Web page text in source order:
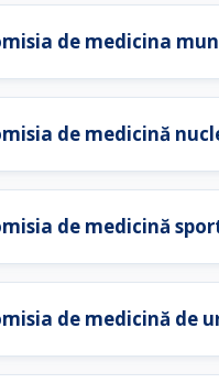
de medicina
de medicină
de medicină
de medicină de